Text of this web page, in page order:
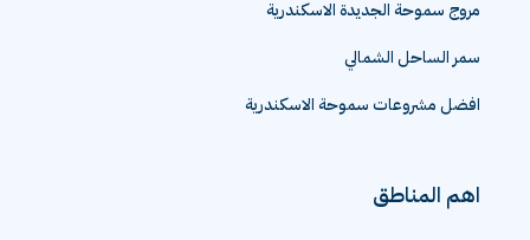
مروج سموحة الجديدة الاسكندرية
سمر الساحل الشمالي
افضل مشروعات سموحة الاسكندرية
اهم المناطق